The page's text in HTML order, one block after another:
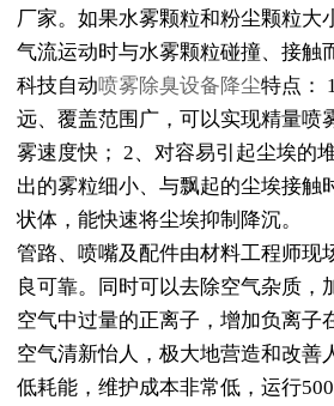
厂家。如果水雾颗粒和粉尘颗粒大
气流运动时与水雾颗粒碰撞、接触
科技自动喷雾除臭设备降尘特点：
远、覆盖范围广，可以实现精量喷
雾速度快； 2、对容易引起尘埃的
出的雾粒细小、与飘起的尘埃接触
状体，能快速将尘埃抑制降沉。
管路、喷嘴及配件由材料工程师现
良可靠。同时可以去除空气杂质，
空气中过量的正离子，增加负离子
空气清新怡人，极大地营造和改善
低耗能，维护成本非常低，运行